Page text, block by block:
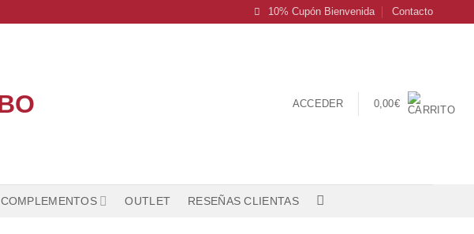
10% Cupón Bienvenida Contacto
ACCEDER 0,00€
COMPLEMENTOS OUTLET RESEÑAS CLIENTAS